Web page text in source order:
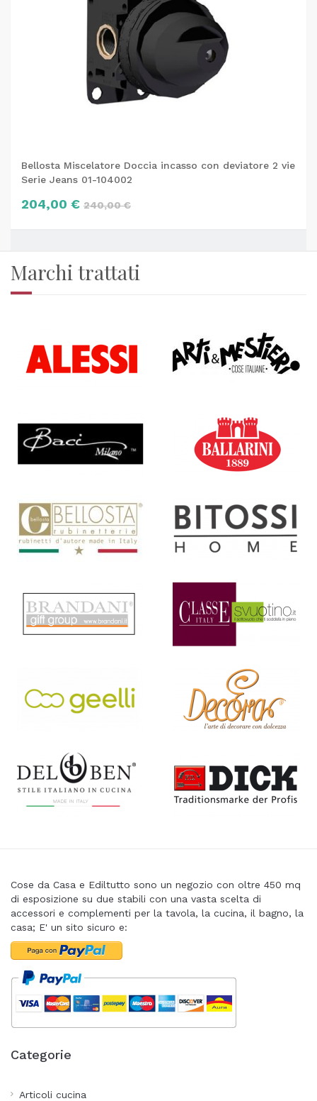
Bellosta Miscelatore Doccia incasso con deviatore 2 vie
Serie Jeans 01-104002
204,00 € 240,00 €
Marchi trattati
Cose da Casa e Ediltutto sono un negozio con oltre 450 mq
di esposizione su due stabili con una vasta scelta di
accessori e complementi per la tavola, la cucina, il bagno, la
casa; E' un sito sicuro e:
Categorie
Articoli cucina